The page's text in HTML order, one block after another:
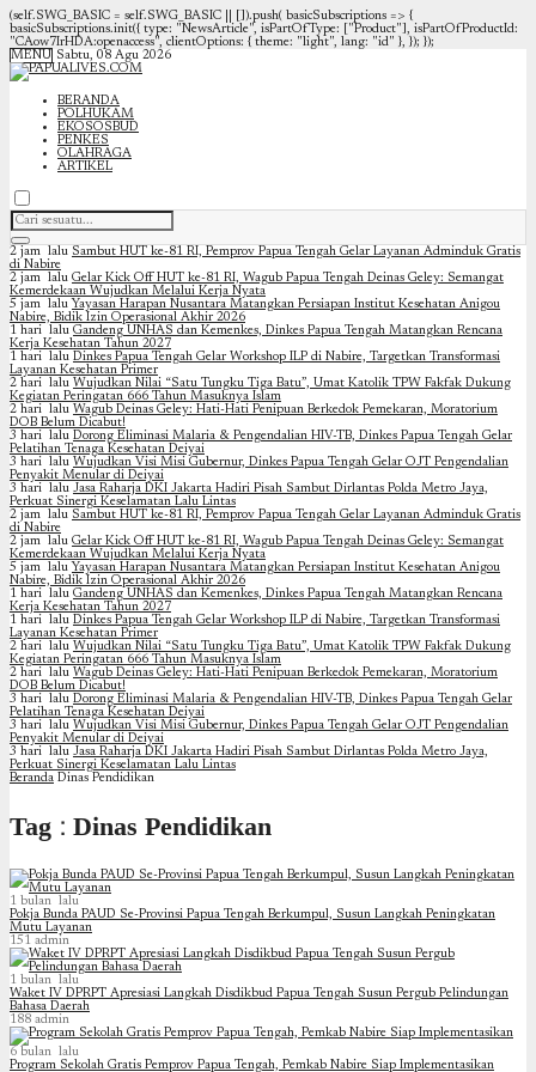
(self.SWG_BASIC = self.SWG_BASIC || []).push( basicSubscriptions => {
basicSubscriptions.init({ type: "NewsArticle", isPartOfType: ["Product"], isPartOfProductId:
"CAow7IrHDA:openaccess", clientOptions: { theme: "light", lang: "id" }, }); });
MENU Sabtu, 08 Agu 2026
BERANDA
POLHUKAM
EKOSOSBUD
PENKES
OLAHRAGA
ARTIKEL
2 jam lalu Sambut HUT ke-81 RI, Pemprov Papua Tengah Gelar Layanan Adminduk Gratis
di Nabire
2 jam lalu Gelar Kick Off HUT ke-81 RI, Wagub Papua Tengah Deinas Geley: Semangat
Kemerdekaan Wujudkan Melalui Kerja Nyata
5 jam lalu Yayasan Harapan Nusantara Matangkan Persiapan Institut Kesehatan Anigou
Nabire, Bidik Izin Operasional Akhir 2026
1 hari lalu Gandeng UNHAS dan Kemenkes, Dinkes Papua Tengah Matangkan Rencana
Kerja Kesehatan Tahun 2027
1 hari lalu Dinkes Papua Tengah Gelar Workshop ILP di Nabire, Targetkan Transformasi
Layanan Kesehatan Primer
2 hari lalu Wujudkan Nilai “Satu Tungku Tiga Batu”, Umat Katolik TPW Fakfak Dukung
Kegiatan Peringatan 666 Tahun Masuknya Islam
2 hari lalu Wagub Deinas Geley: Hati-Hati Penipuan Berkedok Pemekaran, Moratorium
DOB Belum Dicabut!
3 hari lalu Dorong Eliminasi Malaria & Pengendalian HIV-TB, Dinkes Papua Tengah Gelar
Pelatihan Tenaga Kesehatan Deiyai
3 hari lalu Wujudkan Visi Misi Gubernur, Dinkes Papua Tengah Gelar OJT Pengendalian
Penyakit Menular di Deiyai
3 hari lalu Jasa Raharja DKI Jakarta Hadiri Pisah Sambut Dirlantas Polda Metro Jaya,
Perkuat Sinergi Keselamatan Lalu Lintas
2 jam lalu Sambut HUT ke-81 RI, Pemprov Papua Tengah Gelar Layanan Adminduk Gratis
di Nabire
2 jam lalu Gelar Kick Off HUT ke-81 RI, Wagub Papua Tengah Deinas Geley: Semangat
Kemerdekaan Wujudkan Melalui Kerja Nyata
5 jam lalu Yayasan Harapan Nusantara Matangkan Persiapan Institut Kesehatan Anigou
Nabire, Bidik Izin Operasional Akhir 2026
1 hari lalu Gandeng UNHAS dan Kemenkes, Dinkes Papua Tengah Matangkan Rencana
Kerja Kesehatan Tahun 2027
1 hari lalu Dinkes Papua Tengah Gelar Workshop ILP di Nabire, Targetkan Transformasi
Layanan Kesehatan Primer
2 hari lalu Wujudkan Nilai “Satu Tungku Tiga Batu”, Umat Katolik TPW Fakfak Dukung
Kegiatan Peringatan 666 Tahun Masuknya Islam
2 hari lalu Wagub Deinas Geley: Hati-Hati Penipuan Berkedok Pemekaran, Moratorium
DOB Belum Dicabut!
3 hari lalu Dorong Eliminasi Malaria & Pengendalian HIV-TB, Dinkes Papua Tengah Gelar
Pelatihan Tenaga Kesehatan Deiyai
3 hari lalu Wujudkan Visi Misi Gubernur, Dinkes Papua Tengah Gelar OJT Pengendalian
Penyakit Menular di Deiyai
3 hari lalu Jasa Raharja DKI Jakarta Hadiri Pisah Sambut Dirlantas Polda Metro Jaya,
Perkuat Sinergi Keselamatan Lalu Lintas
Beranda Dinas Pendidikan
Tag : Dinas Pendidikan
1 bulan lalu
Pokja Bunda PAUD Se-Provinsi Papua Tengah Berkumpul, Susun Langkah Peningkatan
Mutu Layanan
151 admin
1 bulan lalu
Waket IV DPRPT Apresiasi Langkah Disdikbud Papua Tengah Susun Pergub Pelindungan
Bahasa Daerah
188 admin
6 bulan lalu
Program Sekolah Gratis Pemprov Papua Tengah, Pemkab Nabire Siap Implementasikan